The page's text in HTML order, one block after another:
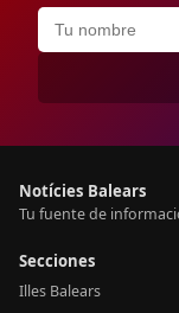
Notícies Balears
Tu fuente de
Secciones
Illes Balears